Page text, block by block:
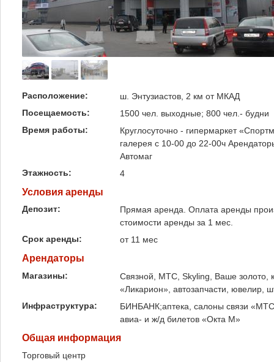
Расположение:
ш. Энтузиастов, 2 км от МКАД
Посещаемость:
1500 чел. выходные; 800 чел.- будни
Время работы:
Круглосуточно - гипермаркет
галерея с 10-00 до 22-00ч
Автомаг
Этажность:
4
Условия аренды
Депозит:
Прямая аренда. Оплата аренды
стоимости аренды за 1 мес.
Срок аренды:
от 11 мес
Арендаторы
Магазины:
Связной, МТС, Skyling, Ваше золото,
«Ликарион», автозапчасти, ювелир,
Инфраструктура:
БИНБАНК;аптека, салоны связи
авиа- и ж/д билетов «Окта М»
Общая информация
Торговый центр